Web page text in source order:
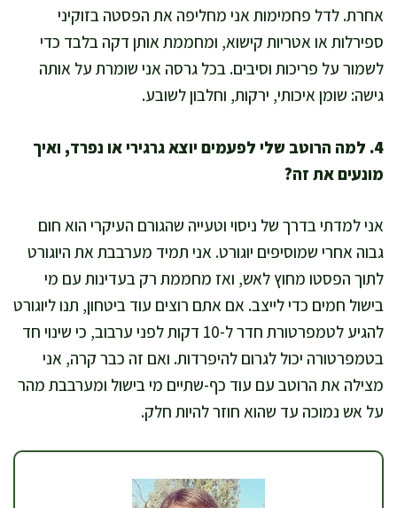
אחרת. לדל פחמימות אני מחליפה את הפסטה בזוקיני
ספירלות או אטריות קישוא, ומחממת אותן דקה בלבד כדי
לשמור על פריכות וסיבים. בכל גרסה אני שומרת על אותה
גישה: שומן איכותי, ירקות, וחלבון לשובע.
4. למה הרוטב שלי לפעמים יוצא גרגירי או נפרד, ואיך
מונעים את זה?
אני למדתי בדרך של ניסוי וטעייה שהגורם העיקרי הוא חום
גבוה אחרי שמוסיפים יוגורט. אני תמיד מערבבת את היוגורט
לתוך הפסטו מחוץ לאש, ואז מחממת רק בעדינות עם מי
בישול חמים כדי לייצב. אם אתם רוצים עוד ביטחון, תנו ליוגורט
להגיע לטמפרטורת חדר ל-10 דקות לפני ערבוב, כי שינוי חד
בטמפרטורה יכול לגרום להיפרדות. ואם זה כבר קרה, אני
מצילה את הרוטב עם עוד כף-שתיים מי בישול ומערבבת מהר
על אש נמוכה עד שהוא חוזר להיות חלק.